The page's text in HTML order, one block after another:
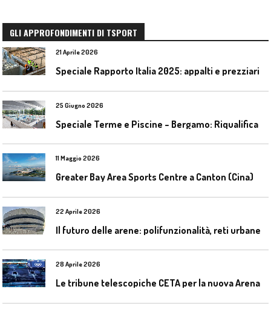
GLI APPROFONDIMENTI DI TSPORT
21 Aprile 2026
Speciale Rapporto Italia 2025: appalti e prezziari
25 Giugno 2026
11 Maggio 2026
Greater Bay Area Sports Centre a Canton (Cina)
22 Aprile 2026
28 Aprile 2026